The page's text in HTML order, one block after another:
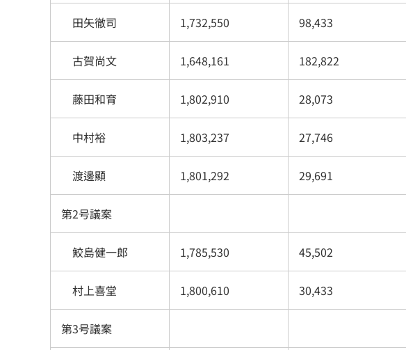
田矢徹司 1,732,550 98,433
古賀尚文 1,648,161 182,822
藤田和育 1,802,910 28,073
中村裕 1,803,237 27,746
渡邊顯 1,801,292 29,691
第2号議案
鮫島健一郎 1,785,530 45,502
村上喜堂 1,800,610 30,433
第3号議案